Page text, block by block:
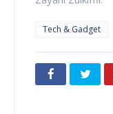
Tech & Gadget